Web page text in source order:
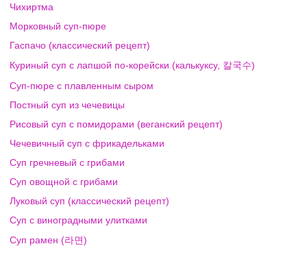
Чихиртма
Морковный суп-пюре
Гаспачо (классический рецепт)
Куриный суп с лапшой по-корейски (калькуксу, 칼국수)
Суп-пюре с плавленным сыром
Постный суп из чечевицы
Рисовый суп с помидорами (веганский рецепт)
Чечевичный суп с фрикадельками
Суп гречневый с грибами
Суп овощной с грибами
Луковый суп (классический рецепт)
Суп с виноградными улитками
Суп рамен (라면)